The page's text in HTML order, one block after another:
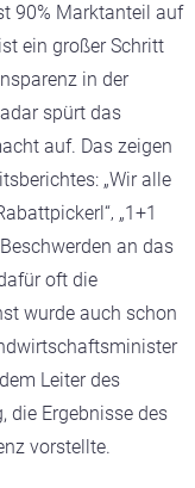
90% Marktanteil auf
ein großer Schritt
in der
spürt das
auf. Das zeigen
„Wir alle
„1+1
an das
oft die
wurde auch schon
Leiter des
die Ergebnisse des
vorstellte.